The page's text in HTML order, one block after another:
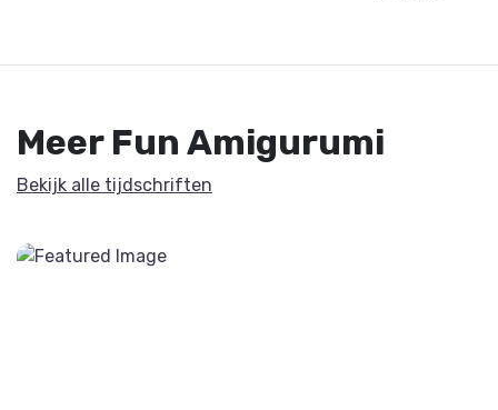
Meer Fun Amigurumi
Bekijk alle tijdschriften